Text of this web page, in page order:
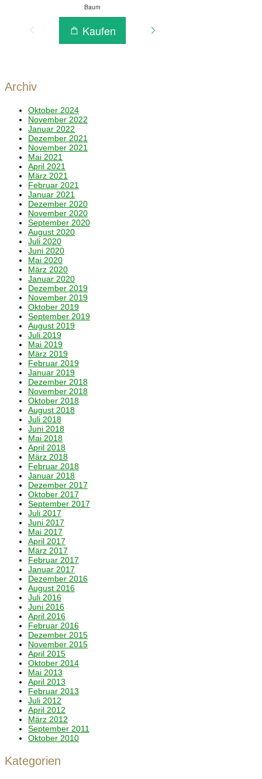
Archiv
Oktober 2024
November 2022
Januar 2022
Dezember 2021
November 2021
Mai 2021
April 2021
März 2021
Februar 2021
Januar 2021
Dezember 2020
November 2020
September 2020
August 2020
Juli 2020
Juni 2020
Mai 2020
März 2020
Januar 2020
Dezember 2019
November 2019
Oktober 2019
September 2019
August 2019
Juli 2019
Mai 2019
März 2019
Februar 2019
Januar 2019
Dezember 2018
November 2018
Oktober 2018
August 2018
Juli 2018
Juni 2018
Mai 2018
April 2018
März 2018
Februar 2018
Januar 2018
Dezember 2017
Oktober 2017
September 2017
Juli 2017
Juni 2017
Mai 2017
April 2017
März 2017
Februar 2017
Januar 2017
Dezember 2016
August 2016
Juli 2016
Juni 2016
April 2016
Februar 2016
Dezember 2015
November 2015
April 2015
Oktober 2014
Mai 2013
April 2013
Februar 2013
Juli 2012
April 2012
März 2012
September 2011
Oktober 2010
Kategorien